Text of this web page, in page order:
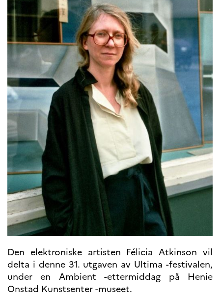
UTDANNING OG
FRANSK SPRÅK
Lære fransk i
Frankrike
Fremming av fransk
språk
Frankofoni
Skolebesøk
Språksertifisering
(DELF/DALF/TCF)
Skole- og
utdanningssamarbeid
Videregående i Frankrike
Språkassistenter
Samarbeidspartnere
Kurs for fransklærere
Pedagogiske ressurser
UNIVERSITETER
Høyere utdanning og
Studere i Frankrike
Campus France Norge på reise i
Frankrike
Studere i Norge
Doktorgrader og
Den elektroniske artisten Félicia Atkinson vil
delta i denne 31. utgaven av Ultima -festivalen,
under en Ambient -ettermiddag på Henie
Onstad Kunstsenter -museet.